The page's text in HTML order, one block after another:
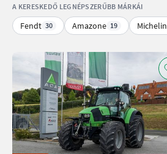
A KERESKEDŐ LEGNÉPSZERŰBB MÁRKÁI
Fendt 30 Amazone 19 Michelin